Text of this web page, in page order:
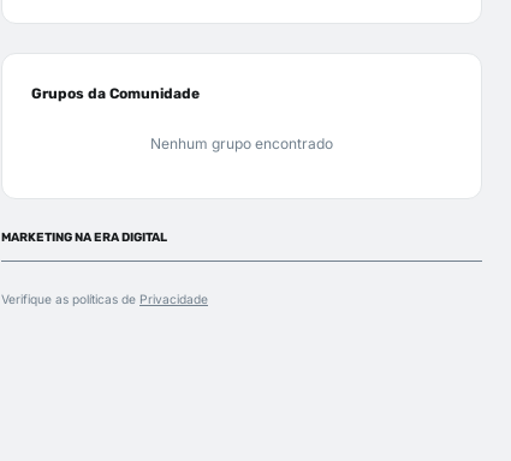
Grupos da Comunidade
Nenhum grupo encontrado
MARKETING NA ERA DIGITAL
Verifique as políticas de Privacidade